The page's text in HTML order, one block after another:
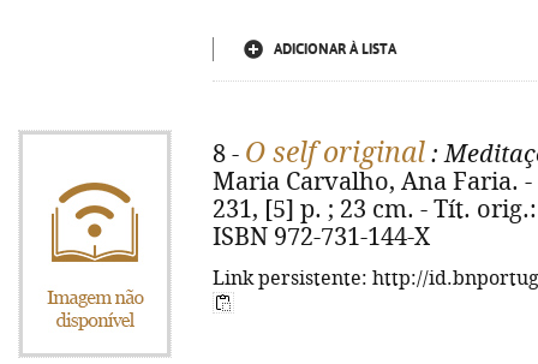
ADICIONAR À LISTA
8 - O self original :
Maria Carvalho, Ana Faria. -
231, [5] p. ; 23 cm. - Tít.
ISBN 972-731-144-X
Link persistente: http://